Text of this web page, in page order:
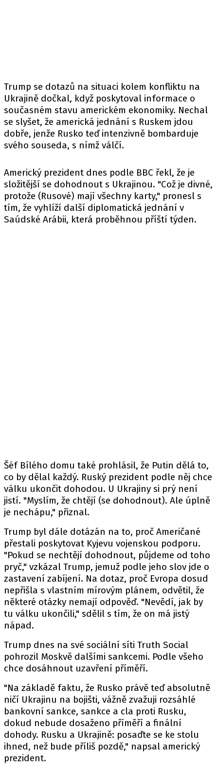
Trump se dotazů na situaci kolem konfliktu na
Ukrajině dočkal, když poskytoval informace o
současném stavu americkém ekonomiky. Nechal
se slyšet, že americká jednání s Ruskem jdou
dobře, jenže Rusko teď intenzivně bombarduje
svého souseda, s nímž válčí.
Americký prezident dnes podle BBC řekl, že je
složitější se dohodnout s Ukrajinou. "Což je divné,
protože (Rusové) mají všechny karty," pronesl s
tím, že vyhlíží další diplomatická jednání v
Saúdské Arábii, která proběhnou příští týden.
Šéf Bílého domu také prohlásil, že Putin dělá to,
co by dělal každý. Ruský prezident podle něj chce
válku ukončit dohodou. U Ukrajiny si prý není
jistí. "Myslím, že chtějí (se dohodnout). Ale úplně
je nechápu," přiznal.
Trump byl dále dotázán na to, proč Američané
přestali poskytovat Kyjevu vojenskou podporu.
"Pokud se nechtějí dohodnout, půjdeme od toho
pryč," vzkázal Trump, jemuž podle jeho slov jde o
zastavení zabíjení. Na dotaz, proč Evropa dosud
nepřišla s vlastním mírovým plánem, odvětil, že
některé otázky nemají odpověď. "Nevědí, jak by
tu válku ukončili," sdělil s tím, že on má jistý
nápad.
Trump dnes na své sociální síti Truth Social
pohrozil Moskvě dalšími sankcemi. Podle všeho
chce dosáhnout uzavření příměří.
"Na základě faktu, že Rusko právě teď absolutně
ničí Ukrajinu na bojišti, vážně zvažuji rozsáhlé
bankovní sankce, sankce a cla proti Rusku,
dokud nebude dosaženo příměří a finální
dohody. Rusku a Ukrajině: posaďte se ke stolu
ihned, než bude příliš pozdě," napsal americký
prezident.